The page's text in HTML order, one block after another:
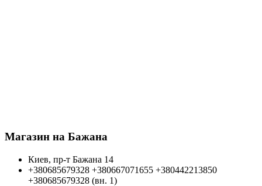
Магазин на Бажана
Киев, пр-т Бажана 14
+380685679328 +380667071655 +380442213850
+380685679328 (вн. 1)